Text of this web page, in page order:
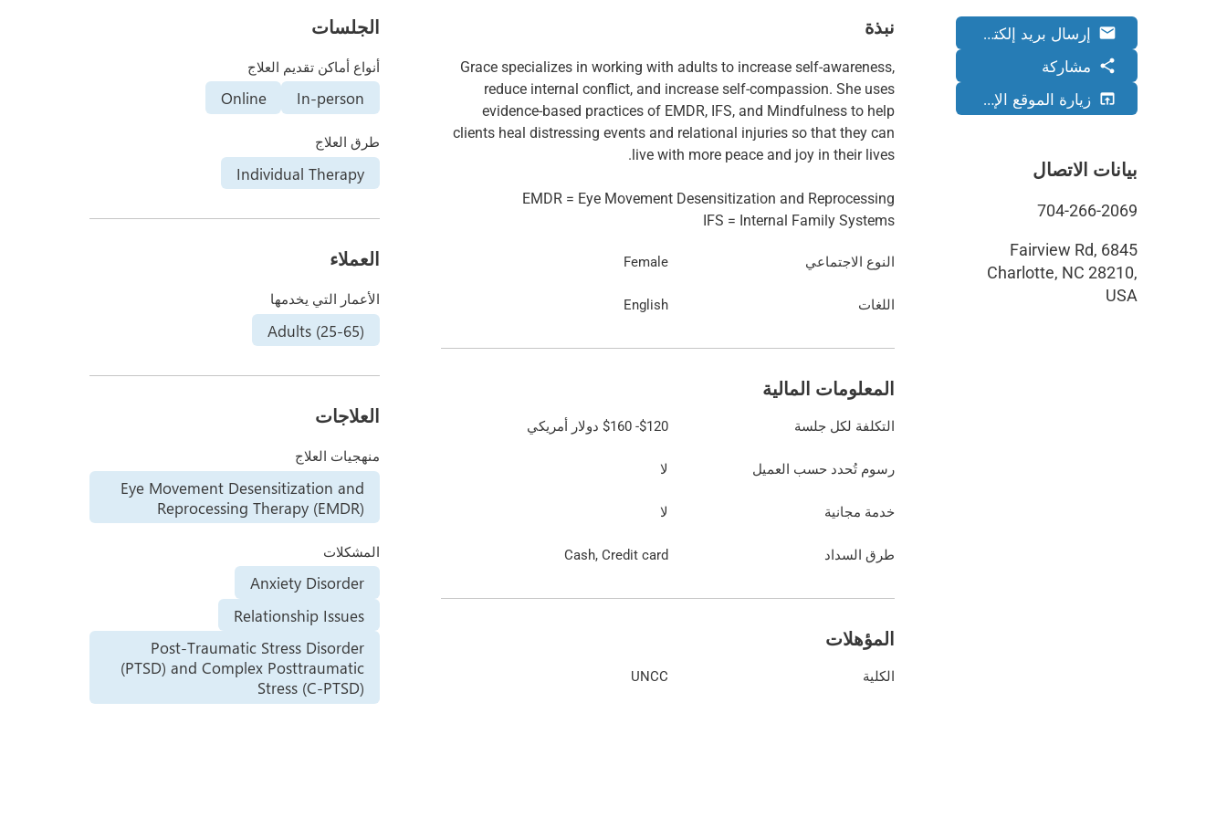
email إرسال بريد إلكتروني
share مشاركة
open_in_browser زيارة الموقع الإلكتروني
بيانات الاتصال
704-266-2069
6845 Fairview Rd,
Charlotte, NC 28210,
USA
نبذة
Grace specializes in working with adults to increase self-awareness,
reduce internal conflict, and increase self-compassion. She uses
evidence-based practices of EMDR, IFS, and Mindfulness to help
clients heal distressing events and relational injuries so that they can
IFS = Internal Family Systems
النوع الاجتماعي Female
اللغات English
المعلومات المالية
التكلفة لكل جلسة $120
-
$160 دولار أمريكي
رسوم تُحدد حسب العميل لا
خدمة مجانية لا
طرق السداد Cash, Credit card
المؤهلات
الكلية UNCC
الجلسات
أنواع أماكن تقديم العلاج
In-person
Online
طرق العلاج
Individual Therapy
العملاء
الأعمار التي يخدمها
Adults (25-65)
العلاجات
منهجيات العلاج
Eye Movement Desensitization and
Reprocessing Therapy (EMDR)
المشكلات
Anxiety Disorder
Relationship Issues
Post-Traumatic Stress Disorder
(PTSD) and Complex Posttraumatic
Stress (C-PTSD)